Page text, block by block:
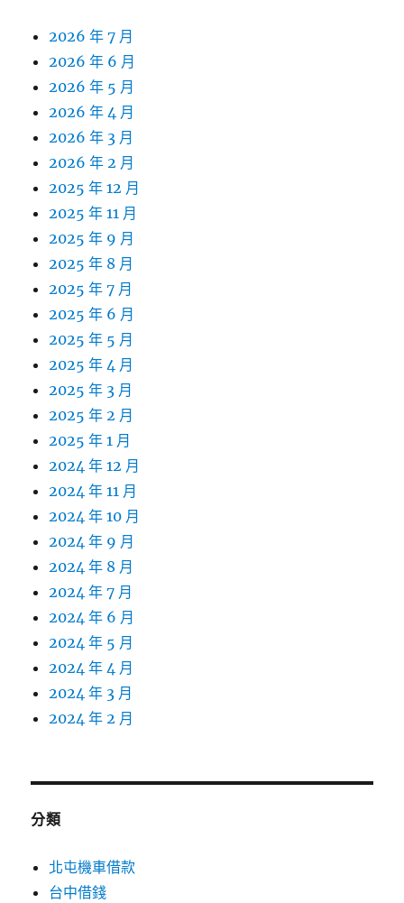
2026 年 7 月
2026 年 6 月
2026 年 5 月
2026 年 4 月
2026 年 3 月
2026 年 2 月
2025 年 12 月
2025 年 11 月
2025 年 9 月
2025 年 8 月
2025 年 7 月
2025 年 6 月
2025 年 5 月
2025 年 4 月
2025 年 3 月
2025 年 2 月
2025 年 1 月
2024 年 12 月
2024 年 11 月
2024 年 10 月
2024 年 9 月
2024 年 8 月
2024 年 7 月
2024 年 6 月
2024 年 5 月
2024 年 4 月
2024 年 3 月
2024 年 2 月
分類
北屯機車借款
台中借錢